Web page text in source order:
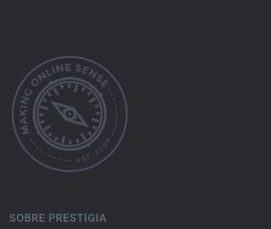
SOBRE PRESTIGIA